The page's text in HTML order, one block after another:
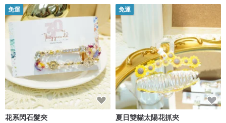
免運
花系閃石髮夾
免運
夏日雙貓太陽花抓夾